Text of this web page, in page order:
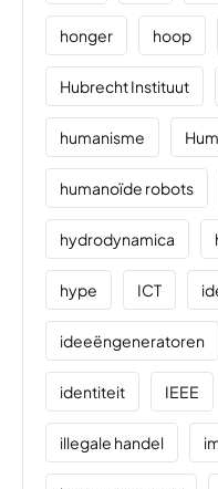
honger hoop
Hubrecht Instituut
humanisme
humanoïde robots
hydrodynamica
hype ICT
ideeëngeneratoren
identiteit IEEE
illegale handel